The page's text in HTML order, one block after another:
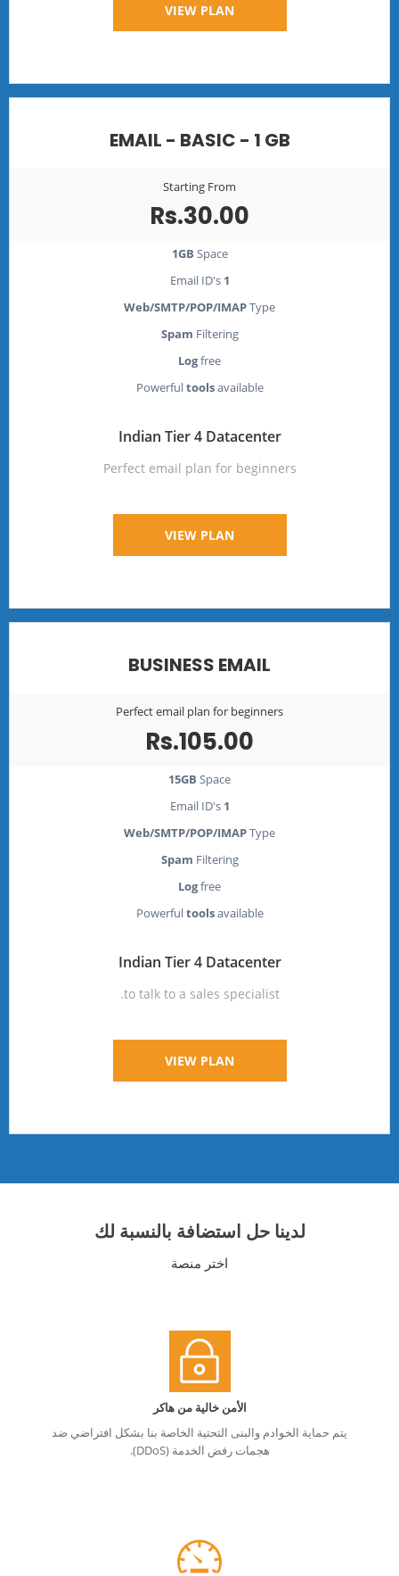
VIEW PLAN
EMAIL - BASIC - 1 GB
Starting From
Rs.30.00
1GB Space
1
Email ID's
Web/SMTP/POP/IMAPType
Spam Filtering
Logfree
Powerfultoolsavailable
Indian Tier 4 Datacenter
Perfect email plan for beginners
VIEW PLAN
BUSINESS EMAIL
Perfect email plan for beginners
Rs.105.00
15GB Space
1
Email ID's
Web/SMTP/POP/IMAPType
Spam Filtering
Logfree
Powerfultoolsavailable
Indian Tier 4 Datacenter
to talk to a sales specialist.
VIEW PLAN
لدينا حل استضافة بالنسبة لك
اختر منصة
الأمن خالية من هاكر
يتم حماية الخوادم والبنى التحتية الخاصة بنا بشكل افتراضي ضد
هجمات رفض الخدمة (DDoS).